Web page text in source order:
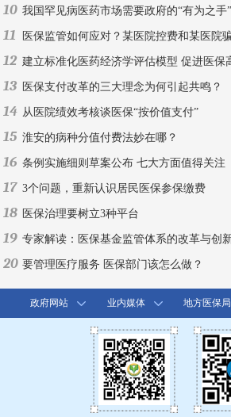
10 我国罕见病医药市场需要政府的“有为之手”
11 医保监管如何应对？某医院控费和某医院
12 建立标准化医药经济学评估模型 促进医保
13 医保支付改革的三大理念为何引起共鸣？
14 从医院绩效考核谈医保“按价值支付”
15 淮安的病种分值付费法妙在哪？
16 条例实施细则草案公布 七大方面值得关注
17 3个问题，重新认识居民医保参保缴费
18 医保治理要树立3种平台
19 专家解读：医保基金监管体系的改革与创
20 要管理医疗服务 医保部门该怎么做？
政府网站 业内媒体 地方医保局